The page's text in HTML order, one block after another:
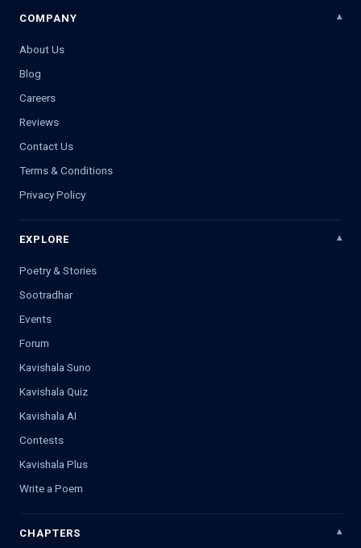
COMPANY
About Us
Blog
Careers
Reviews
Contact Us
Terms & Conditions
Privacy Policy
EXPLORE
Poetry & Stories
Sootradhar
Events
Forum
Kavishala Suno
Kavishala Quiz
Kavishala AI
Contests
Kavishala Plus
Write a Poem
CHAPTERS